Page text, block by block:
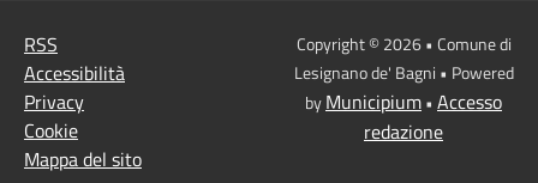
RSS
Accessibilità
Privacy
Cookie
Mappa del sito
Copyright © 2026 • Comune di
Lesignano de' Bagni • Powered
byMunicipium• Accesso
redazione